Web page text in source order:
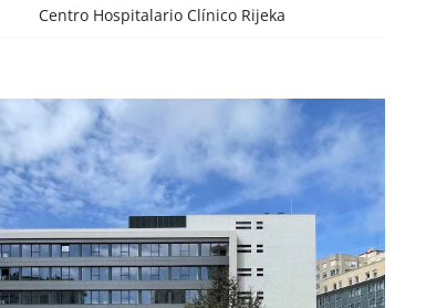
Centro Hospitalario Clínico Rijeka